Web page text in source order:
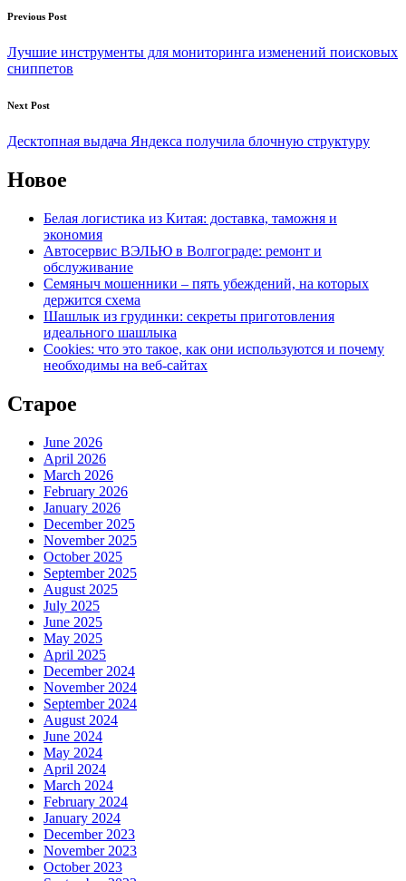
Previous Post
Лучшие инструменты для мониторинга изменений поисковых
сниппетов
Next Post
Десктопная выдача Яндекса получила блочную структуру
Новое
Белая логистика из Китая: доставка, таможня и
экономия
Автосервис ВЭЛЬЮ в Волгограде: ремонт и
обслуживание
Семяныч мошенники – пять убеждений, на которых
держится схема
Шашлык из грудинки: секреты приготовления
идеального шашлыка
Cookies: что это такое, как они используются и почему
необходимы на веб-сайтах
Старое
June 2026
April 2026
March 2026
February 2026
January 2026
December 2025
November 2025
October 2025
September 2025
August 2025
July 2025
June 2025
May 2025
April 2025
December 2024
November 2024
September 2024
August 2024
June 2024
May 2024
April 2024
March 2024
February 2024
January 2024
December 2023
November 2023
October 2023